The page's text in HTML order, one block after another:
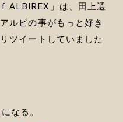
ALBIREX」は、田上選
ルビの事がもっと好き
ツイートしていました
なる。